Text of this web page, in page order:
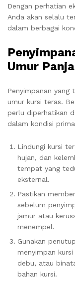
Dengan perhatian
Anda akan selalu
dalam berbagai
Umur
Penyimpanan yang
umur kursi teras.
perlu diperhatikan
dalam kondisi
Lindungi kursi
hujan, dan
tempat yang
eksternal.
Pastikan
sebelum
jamur atau
menempel.
Gunakan
menyimpan
debu, atau
bahan kursi.